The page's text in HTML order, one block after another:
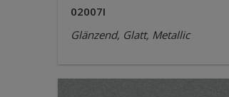
02007I
Glänzend, Glatt, Metallic